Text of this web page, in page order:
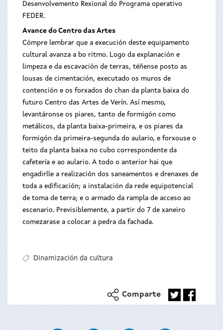
Desenvolvemento Rexional do Programa operativo
FEDER.
Avance do Centro das Artes
Cómpre lembrar que a execución deste equipamento
cultural avanza a bo ritmo. Logo da explanación e
limpeza e da escavación de terras, téñense posto as
lousas de cimentación, executado os muros de
contención e os forxados do chan da planta baixa do
futuro Centro das Artes de Verín. Así mesmo,
levantáronse os piares, tanto de formigón como
metálicos, da planta baixa-primeira, e os piares da
formigón da primeira-segunda do aulario, e forxouse o
teito da planta baixa no cubo correspondente da
cafetería e ao aulario. A todo o anterior hai que
engadirlle a realización dos saneamentos e drenaxes de
toda a edificación; a instalación da rede equipotencial
de toma de terra; e o armado da rampla de acceso ao
escenario. Previsiblemente, a partir do 7 de xaneiro
comezarase a colocar a pedra da fachada.
Dinamización da cultura
Comparte